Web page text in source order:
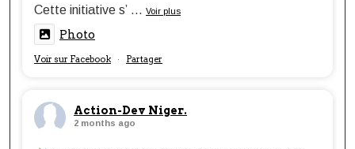
Cette initiative s’ ... Voir plus
Photo
Voir sur Facebook · Partager
Action-Dev Niger.
2 months ago